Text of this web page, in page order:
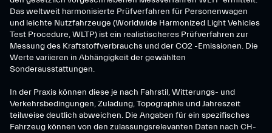
Das weltweit harmonisierte Prüfverfahren für Personenwagen
und leichte Nutzfahrzeuge (Worldwide Harmonized Light Vehicles
Test Procedure, WLTP) ist ein realistischeres Prüfverfahren zur
Messung des Kraftstoffverbrauchs und der CO2 -Emissionen. Die
Werte variieren in Abhängigkeit der gewählten
Sonderausstattungen.
In der Praxis können diese je nach Fahrstil, Witterungs- und
Verkehrsbedingungen, Zuladung, Topographie und Jahreszeit
teilweise deutlich abweichen. Die Angaben für ein spezifisches
Fahrzeug können von den zulassungsrelevanten Daten nach CH-